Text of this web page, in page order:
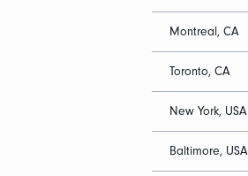
Montreal, CA
Toronto, CA
New York, USA
Baltimore, USA